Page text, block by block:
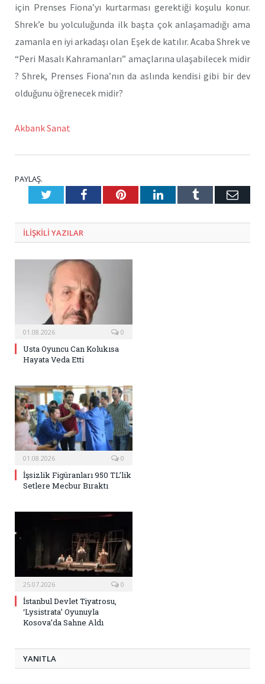
için Prenses Fiona’yı kurtarması gerektiği koşulu konur.
Shrek’e bu yolculuğunda ilk başta çok anlaşamadığı ama
zamanla en iyi arkadaşı olan Eşek de katılır. Acaba Shrek ve
“Peri Masalı Kahramanları” amaçlarına ulaşabilecek midir
? Shrek, Prenses Fiona’nın da aslında kendisi gibi bir dev
olduğunu öğrenecek midir?
Akbank Sanat
PAYLAŞ.
TwitterFacebookPinterestLinkedInTumblr E-
ILIŞKILI YAZILAR
01.08.2026 0
Usta Oyuncu Can Kolukısa
Hayata Veda Etti
01.08.2026 0
İşsizlik Figüranları 950 TL’lik
Setlere Mecbur Bıraktı
25.07.2026 0
İstanbul Devlet Tiyatrosu,
‘Lysistrata’ Oyunuyla
Kosova’da Sahne Aldı
YANITLA